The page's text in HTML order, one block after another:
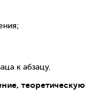
к абзацу.
теоретическую